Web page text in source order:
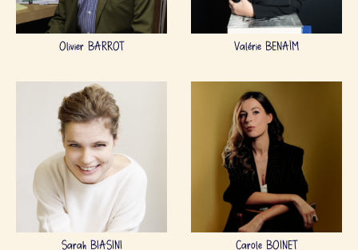
Olivier BARROT Valérie BENAÏM
Sarah BIASINI Carole BOINET